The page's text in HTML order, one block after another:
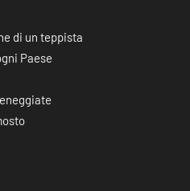
di un teppista
Paese